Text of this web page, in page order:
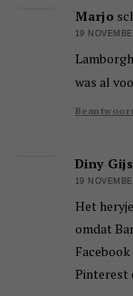
Marjo
19
was al
Diny
19
Het
omdat
Pinterest